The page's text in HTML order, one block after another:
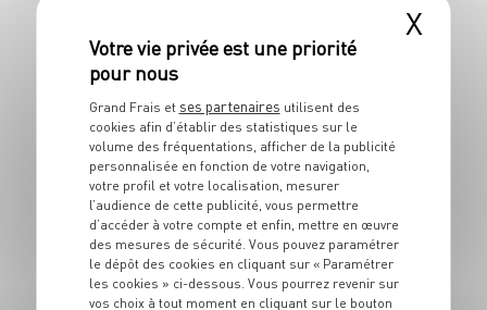
de truffe, magret et
brunoise de pomme
4 pers. 20 min 1 min
X
Grand Frais et ses partenaires utilisent des
cookies afin d’établir des statistiques sur le
volume des fréquentations, afficher de la publicité
personnalisée en fonction de votre navigation,
votre profil et votre localisation, mesurer
l’audience de cette publicité, vous permettre
d’accéder à votre compte et enfin, mettre en œuvre
des mesures de sécurité. Vous pouvez paramétrer
le dépôt des cookies en cliquant sur « Paramétrer
les cookies » ci-dessous. Vous pourrez revenir sur
vos choix à tout moment en cliquant sur le bouton